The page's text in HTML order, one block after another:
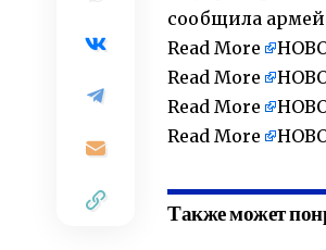
сообщила
Read More
Read More
Read More
Read More
Также может